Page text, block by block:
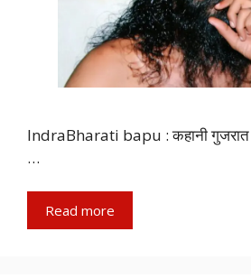
IndraBharati bapu : कहानी गुजरात
…
Read more